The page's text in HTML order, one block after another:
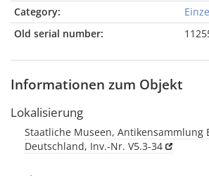
Category:
Old serial number:
Informationen zum Objekt
Lokalisierung
Staatliche Museen, Antikensammlung
Deutschland, Inv.-Nr. V5.3-34